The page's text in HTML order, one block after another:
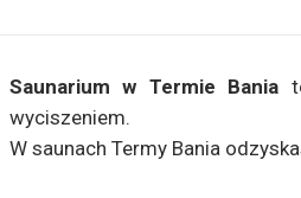
Saunarium w Termie Bania
wyciszeniem.
W saunach Termy Bania